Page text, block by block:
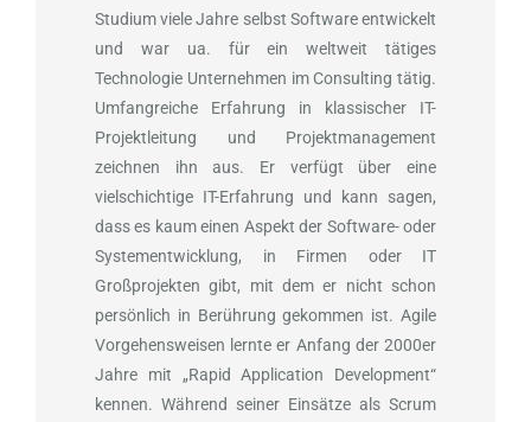
Studium viele Jahre selbst Software entwickelt
und war ua. für ein weltweit tätiges
Technologie Unternehmen im Consulting tätig.
Umfangreiche Erfahrung in klassischer IT-
Projektleitung und Projektmanagement
zeichnen ihn aus. Er verfügt über eine
vielschichtige IT-Erfahrung und kann sagen,
dass es kaum einen Aspekt der Software- oder
Systementwicklung, in Firmen oder IT
Großprojekten gibt, mit dem er nicht schon
persönlich in Berührung gekommen ist. Agile
Vorgehensweisen lernte er Anfang der 2000er
Jahre mit „Rapid Application Development“
kennen. Während seiner Einsätze als Scrum